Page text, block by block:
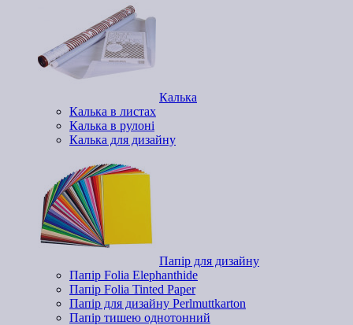
Калька
Калька в листах
Калька в рулоні
Калька для дизайну
Папір для дизайну
Папір Folia Elephanthide
Папір Folia Tinted Paper
Папір для дизайну Perlmuttkarton
Папір тишею однотонний